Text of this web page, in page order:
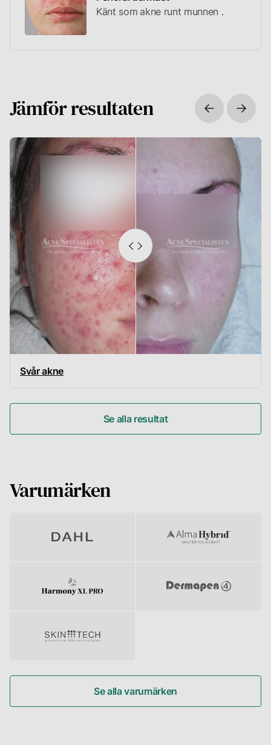
Känt som akne runt munnen
Jämför resultaten
Svår akne
Se alla resultat
Varumärken
Se alla varumärken